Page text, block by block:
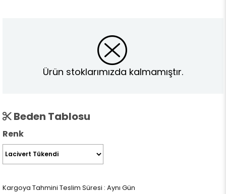
Ürün stoklarımızda kalmamıştır.
Beden Tablosu
Renk
Kargoya Tahmini Teslim Süresi : Aynı Gün